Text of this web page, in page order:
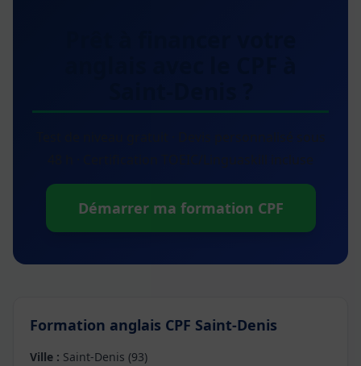
48 h · Certification TOEIC/Linguaskill incluse
Démarrer ma formation CPF
Formation anglais CPF Saint-Denis
Ville : Saint-Denis (93)